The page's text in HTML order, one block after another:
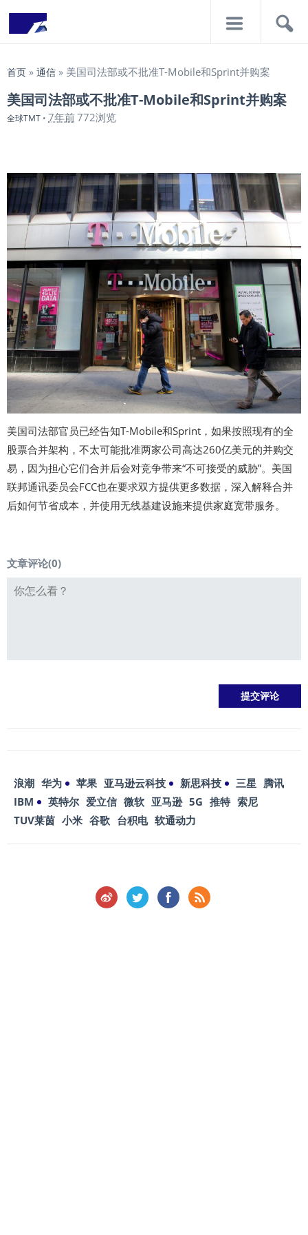
首页 » 通信 » 美国司法部或不批准T-Mobile和Sprint并购案
美国司法部或不批准T-Mobile和Sprint并购案
全球TMT • 7年前772浏览
美国司法部官员已经告知T-Mobile和Sprint，如果按照现有的全
股票合并架构，不太可能批准两家公司高达260亿美元的并购交
易，因为担心它们合并后会对竞争带来“不可接受的威胁”。美国
联邦通讯委员会FCC也在要求双方提供更多数据，深入解释合并
后如何节省成本，并使用无线基建设施来提供家庭宽带服务。
文章评论(0)
浪潮 华为 苹果 亚马逊云科技 新思科技 三星 腾讯
IBM
英特尔 爱立信 微软 亚马逊 5G 推特 索尼
TUV莱茵 小米 谷歌 台积电 软通动力